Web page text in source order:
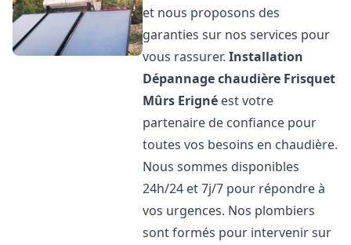
et nous proposons des
garanties sur nos services pour
vous rassurer.Installation
Dépannage chaudière Frisquet
Mûrs Erigné est votre
partenaire de confiance pour
toutes vos besoins en chaudière.
Nous sommes disponibles
24h/24 et 7j/7 pour répondre à
vos urgences. Nos plombiers
sont formés pour intervenir sur